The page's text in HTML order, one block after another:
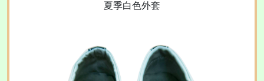
夏季白色外套